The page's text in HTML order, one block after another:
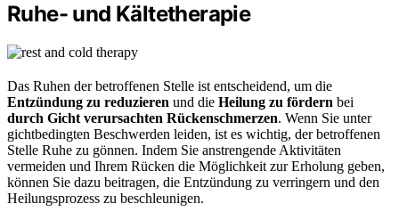
Ruhe- und Kältetherapie
Das Ruhen der betroffenen Stelle ist entscheidend, um die
Entzündung zu reduzieren und die Heilung zu fördern bei
durch Gicht verursachten Rückenschmerzen. Wenn Sie unter
gichtbedingten Beschwerden leiden, ist es wichtig, der betroffenen
Stelle Ruhe zu gönnen. Indem Sie anstrengende Aktivitäten
vermeiden und Ihrem Rücken die Möglichkeit zur Erholung geben,
können Sie dazu beitragen, die Entzündung zu verringern und den
Heilungsprozess zu beschleunigen.